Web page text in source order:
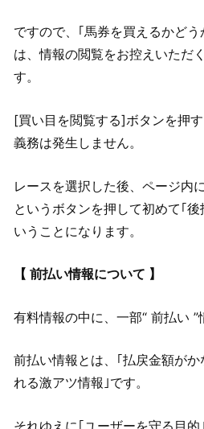
ですので、｢馬券を買えるかど
は、情報の閲覧をお控えいただ
す。
[買い目を閲覧する]ボタンを押
義務は発生しません。
レースを選択した後、ページ内
というボタンを押して初めて｢
いうことになります。
【 前払い情報について 】
有料情報の中に、一部“ 前払い ”
前払い情報とは、｢払戻金額が
れる激アツ情報｣です。
それゆえに｢ユーザーを守る目